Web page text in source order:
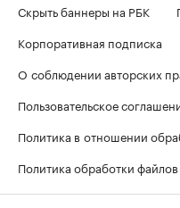
Скрыть баннеры на РБК
Корпоративная подписка
О соблюдении авторских
Пользовательское
Политика в отношении
Политика обработки